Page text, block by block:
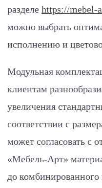
разделе https://mebel-
можно выбрать
исполнению и
Модульная
клиентам
увеличения
соответствии с
может согласовать с
«Мебель-Арт»
до